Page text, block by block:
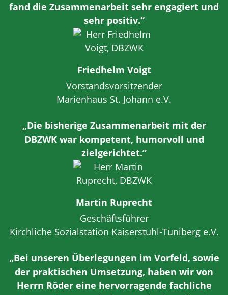
fand die Zusammenarbeit sehr engagiert und
sehr positiv.“
Friedhelm Voigt
Vorstandsvorsitzender
Marienhaus St. Johann e.V.
„Die bisherige Zusammenarbeit mit der
DBZWK war kompetent, humorvoll und
zielgerichtet.“
Martin Ruprecht
Geschäftsführer
Kirchliche Sozialstation Kaiserstuhl-Tuniberg e.V.
„Bei unseren Überlegungen im Vorfeld, sowie
der praktischen Umsetzung, haben wir von
Herrn Röder eine hervorragende fachliche